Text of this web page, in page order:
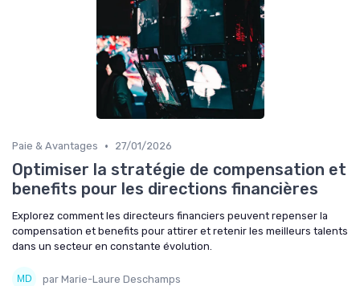
Paie & Avantages • 27/01/2026
Optimiser la stratégie de compensation et
benefits pour les directions financières
Explorez comment les directeurs financiers peuvent repenser la
compensation et benefits pour attirer et retenir les meilleurs talents
dans un secteur en constante évolution.
par Marie-Laure Deschamps